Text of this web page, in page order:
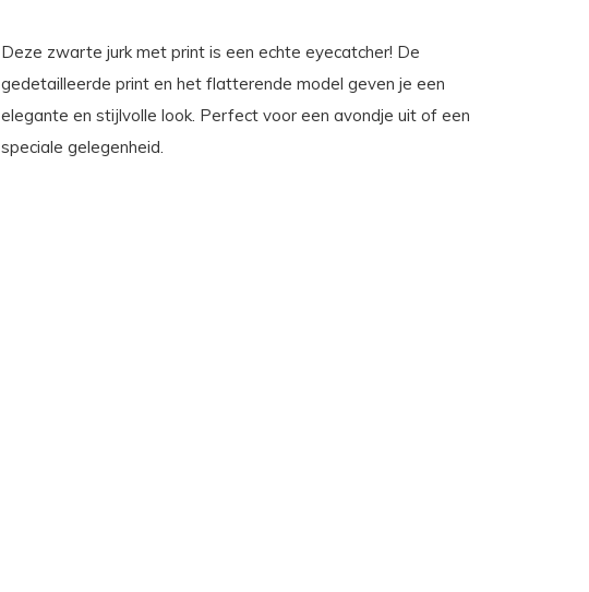
Deze zwarte jurk met print is een echte eyecatcher! De
gedetailleerde print en het flatterende model geven je een
elegante en stijlvolle look. Perfect voor een avondje uit of een
speciale gelegenheid.